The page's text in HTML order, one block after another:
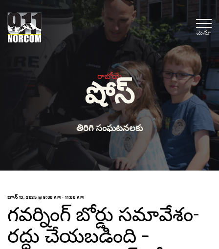
మెనూ
రాబోయే
షోస్
తిరిగి సంఘటనలకు
జూన్ 13, 2025 @ 9:00 AM -11:00 AM
గవర్నింగ్ బోర్డు సమావేశం-
రద్దు చేయబడింది –